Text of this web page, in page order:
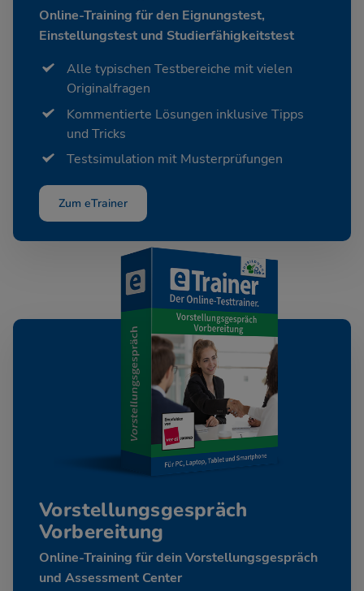
Online-Training für den Eignungstest,
Einstellungstest und Studierfähigkeitstest
Alle typischen Testbereiche mit vielen
Originalfragen
Kommentierte Lösungen inklusive Tipps
und Tricks
Testsimulation mit Musterprüfungen
Zum eTrainer
Vorstellungsgespräch
Vorbereitung
Online-Training für dein Vorstellungsgespräch
und Assessment Center